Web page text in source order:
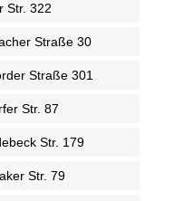
Str. 322
Straße 30
Straße 301
Str. 87
Str. 179
Str. 79